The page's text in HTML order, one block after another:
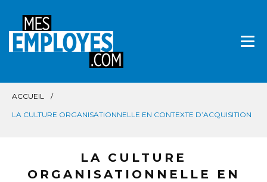
ACCUEIL
LA CULTURE ORGANISATIONNELLE EN CONTEXTE D’ACQUISITION
LA CULTURE
ORGANISATIONNELLE EN